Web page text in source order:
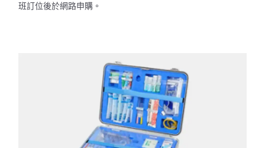
班訂位後於網路申購。